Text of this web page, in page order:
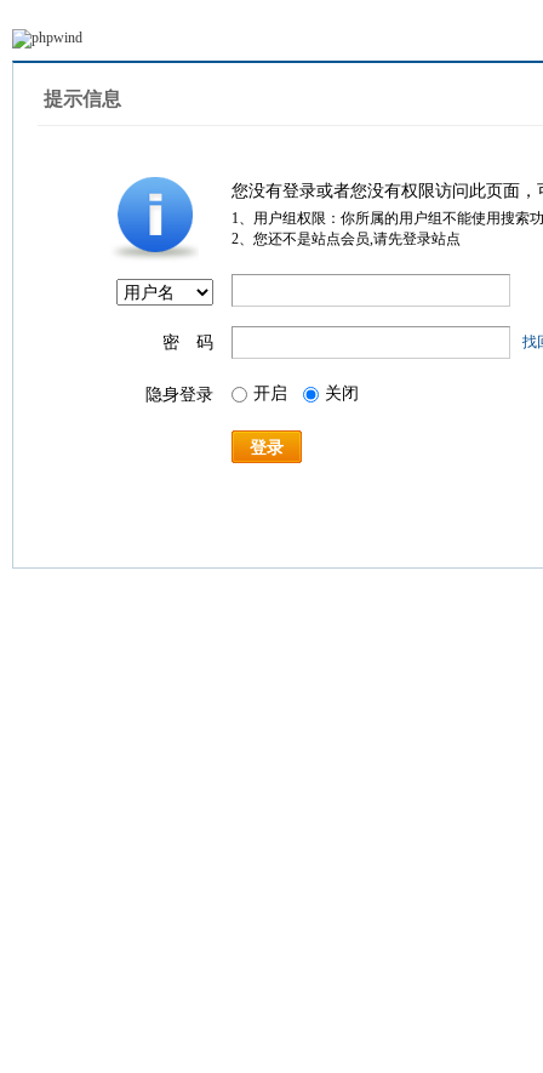
提示信息
您没有登录或者您没有权限访问此页面
1、用户组权限：你所属的用户组不能使用搜索
2、您还不是站点会员,请先登录站点
密 码 找
隐身登录 开启 关闭
登录